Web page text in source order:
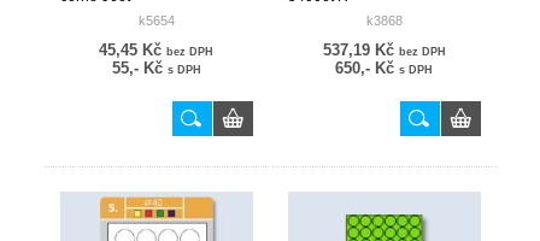
k5654
45,45 Kč bez DPH
55,- Kč s DPH
k3868
537,19 Kč bez DPH
650,- Kč s DPH